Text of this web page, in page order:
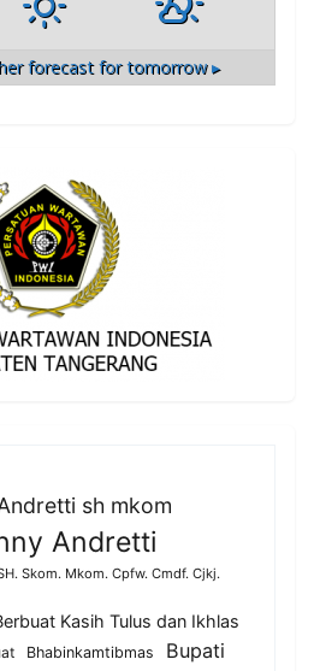
forecast for tomorrow ▸
sh mkom
Andretti
Skom. Mkom. Cpfw. Cmdf. Cjkj.
Kasih Tulus dan Ikhlas
Bhabinkamtibmas Bupati